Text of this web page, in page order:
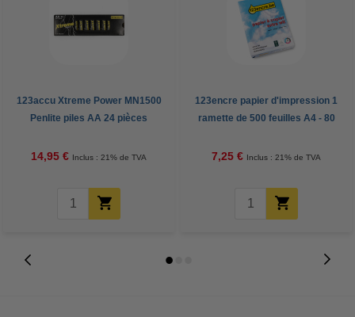
123accu Xtreme Power MN1500
Penlite piles AA 24 pièces
14,95 € Inclus : 21% de TVA
123encre papier d'impression 1
ramette de 500 feuilles A4 - 80
7,25 € Inclus : 21% de TVA